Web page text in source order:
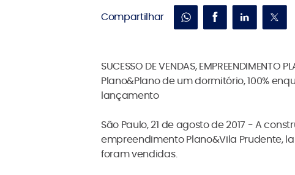
Compartilhar
SUCESSO DE VENDAS,
Plano&Plano de um dormitório, 100%
lançamento
São Paulo, 21 de agosto de 2017 - A
empreendimento Plano&Vila Prudente,
foram vendidas.